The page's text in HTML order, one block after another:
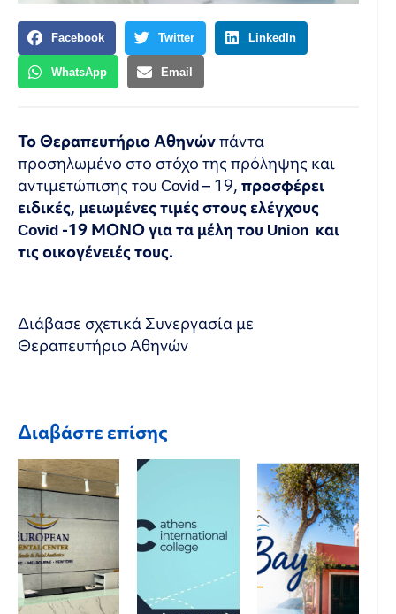
Facebook Twitter LinkedIn
WhatsApp Email
Το Θεραπευτήριο Αθηνώνπάντα
προσηλωμένο στο στόχο της πρόληψης και
αντιμετώπισης του Covid – 19, προσφέρει
ειδικές, μειωμένες τιμές στους ελέγχους
Covid -19 ΜΟΝΟ για τα μέλη του Union και
τις οικογένειές τους.
Διάβασε σχετικάΣυνεργασία με
Θεραπευτήριο Αθηνών
Διαβάστε επίσης